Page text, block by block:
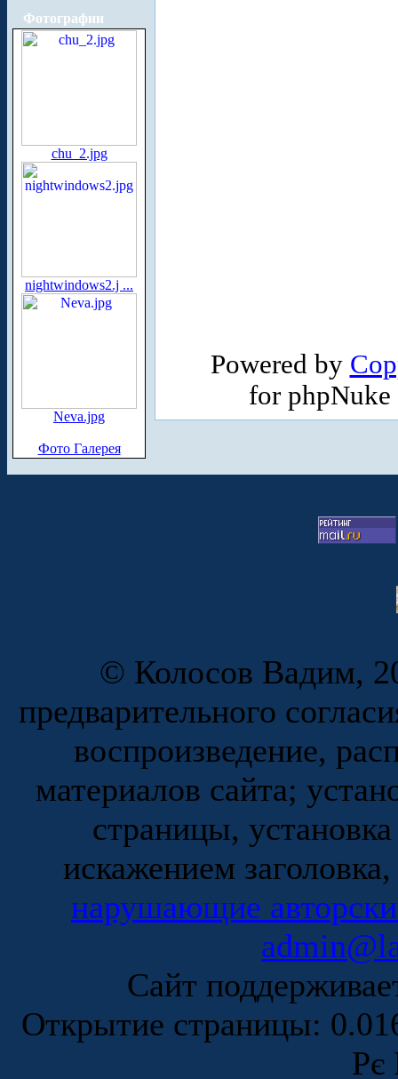
Фотографии
chu_2.jpg
nightwindows2.j ...
Neva.jpg
Фото Галерея
Powered by
for
© Колосов Вадим,
предварительного
воспроизведение,
материалов сайта;
страницы,
искажением
нарушающие
Сайт
Открытие страницы:
Рє